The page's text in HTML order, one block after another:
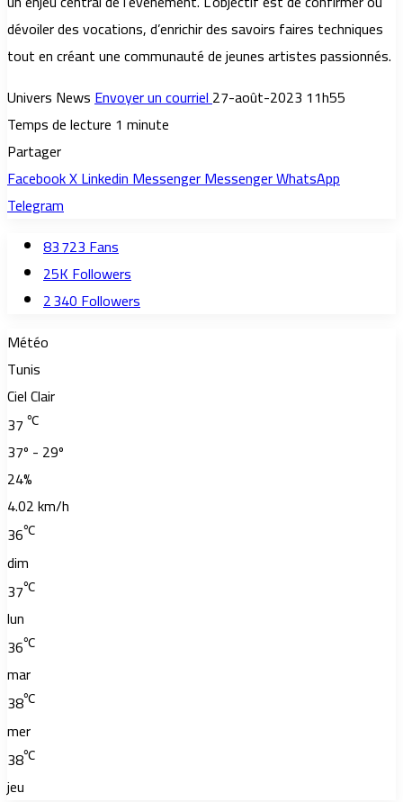
dévoiler des vocations, d’enrichir des savoirs faires techniques
tout en créant une communauté de jeunes artistes passionnés.
Univers NewsEnvoyer un courriel27-août-2023 11h55
Temps de lecture 1 minute
Partager
FacebookXLinkedinMessengerMessengerWhatsApp
Telegram
83 723Fans
25KFollowers
2 340Followers
Météo
Tunis
Ciel Clair
37 ℃
37º - 29º
24%
4.02 km/h
36℃
dim
37℃
lun
36℃
mar
38℃
mer
38℃
jeu